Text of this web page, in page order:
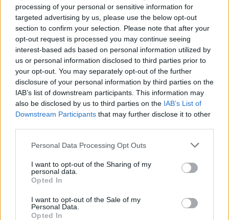
processing of your personal or sensitive information for
targeted advertising by us, please use the below opt-out
section to confirm your selection. Please note that after your
opt-out request is processed you may continue seeing
interest-based ads based on personal information utilized by
us or personal information disclosed to third parties prior to
your opt-out. You may separately opt-out of the further
disclosure of your personal information by third parties on the
IAB’s list of downstream participants. This information may
also be disclosed by us to third parties on the IAB’s List of
Downstream Participants that may further disclose it to other
Please note that this website/app uses one or more Google
not limited to your visit or usage behaviour. You may click to
grant or deny consent to Google and its third-party tags to
use your data for below specified purposes in below Google
consent section.
Personal Data Processing Opt Outs
I want to opt-out of the Sharing of my
personal data.
Opted In
I want to opt-out of the Sale of my
Personal Data.
Opted In
ΔΙΑΦΗΜΙΣΗ
Valentine’s Day: 5+1 διαφορετικά makeup
looks ιδανικά για date night
13.02.2026byΑναστασια Βαπορακη
Beauty,Celebrities